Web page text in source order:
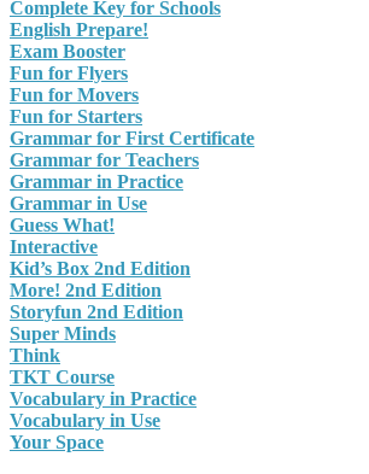
Complete Key for Schools
English Prepare!
Exam Booster
Fun for Flyers
Fun for Movers
Fun for Starters
Grammar for First Certificate
Grammar for Teachers
Grammar in Practice
Grammar in Use
Guess What!
Interactive
Kid’s Box 2nd Edition
More! 2nd Edition
Storyfun 2nd Edition
Super Minds
Think
TKT Course
Vocabulary in Practice
Vocabulary in Use
Your Space